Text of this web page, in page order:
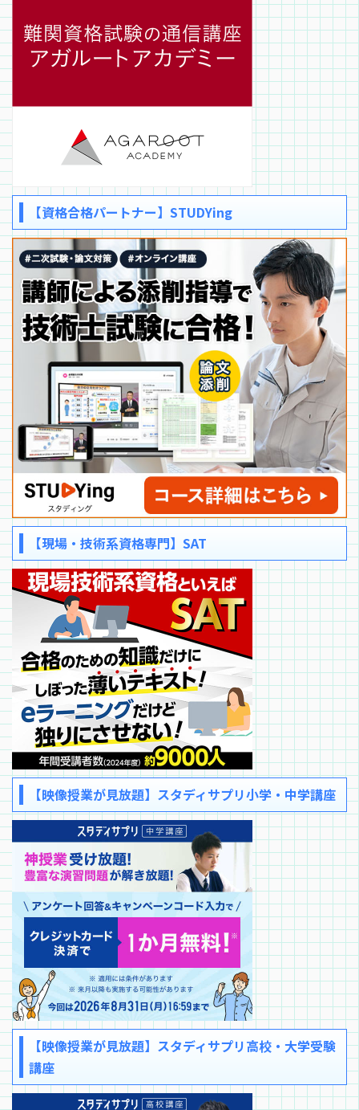
【資格合格パートナー】STUDYing
【現場・技術系資格専門】SAT
【映像授業が見放題】スタディサプリ小学・中学講座
【映像授業が見放題】スタディサプリ高校・大学受験
講座